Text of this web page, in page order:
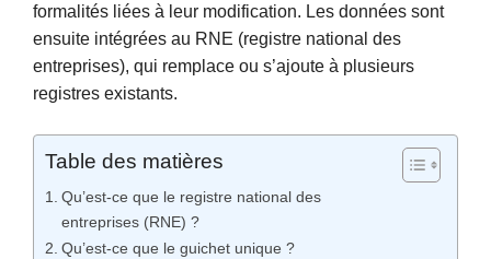
formalités liées à leur modification. Les données sont
ensuite intégrées au RNE (registre national des
entreprises), qui remplace ou s’ajoute à plusieurs
registres existants.
Table des matières
Qu’est-ce que le registre national des
entreprises (RNE) ?
Qu’est-ce que le guichet unique ?